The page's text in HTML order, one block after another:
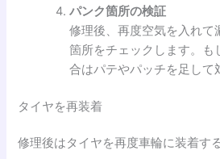
パンク箇所の検証
修理後、再度空気を入れて
箇所をチェックします。も
合はパテやパッチを足して
タイヤを再装着
修理後はタイヤを再度車輪に装着す